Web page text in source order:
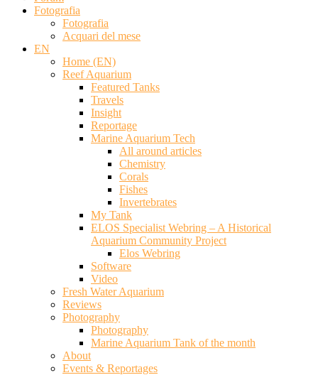
Fotografia
Fotografia
Acquari del mese
EN
Home (EN)
Reef Aquarium
Featured Tanks
Travels
Insight
Reportage
Marine Aquarium Tech
All around articles
Chemistry
Corals
Fishes
Invertebrates
My Tank
ELOS Specialist Webring – A Historical
Aquarium Community Project
Elos Webring
Software
Video
Fresh Water Aquarium
Reviews
Photography
Photography
Marine Aquarium Tank of the month
About
Events & Reportages